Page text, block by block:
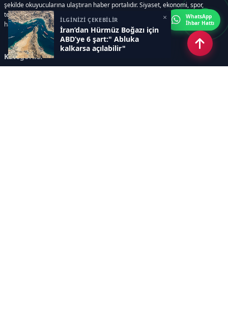
İLGİNİZİ ÇEKEBİLİR
İran’dan Hürmüz Boğazı için
ABD’ye 6 şart:" Abluka
kalkarsa açılabilir"
×
şekilde okuyucularına ulaştıran haber portalıdır. Siyaset, ekonomi, spor,
teknoloji, kültür-sanat ve yaşam kategorilerinde doğru, güvenilir ve anlık
haberler sunar.
Kategoriler
WhatsApp
İhbar Hattı